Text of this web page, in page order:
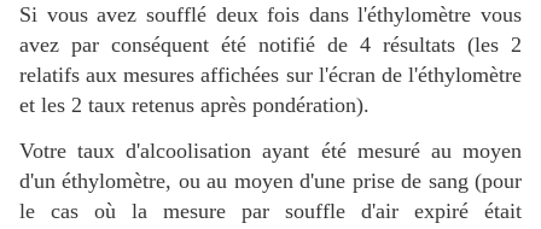
Si vous avez soufflé deux fois dans l'éthylomètre vous
avez par conséquent été notifié de 4 résultats (les 2
relatifs aux mesures affichées sur l'écran de l'éthylomètre
et les 2 taux retenus après pondération).
Votre taux d'alcoolisation ayant été mesuré au moyen
d'un éthylomètre, ou au moyen d'une prise de sang (pour
le cas où la mesure par souffle d'air expiré était